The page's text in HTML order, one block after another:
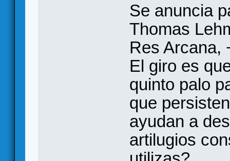
Se anuncia
Thomas
Res Arcana,
El giro es
quinto palo
que
ayudan a
artilugios